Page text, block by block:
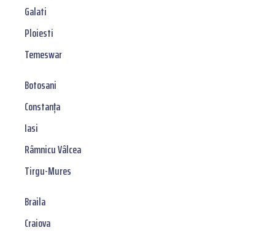
Galati
Ploiesti
Temeswar
Botosani
Constanța
Iasi
Râmnicu Vâlcea
Tirgu-Mures
Braila
Craiova